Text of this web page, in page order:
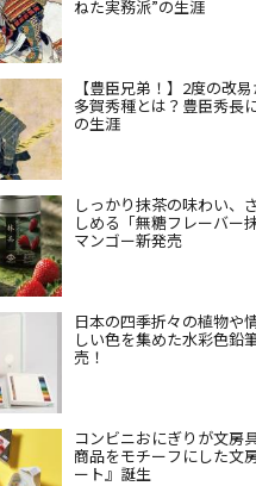
ねた実務派”の生涯
【豊臣兄弟！】2度の改
多賀秀種とは？豊臣秀長
の生涯
しっかり抹茶の味わい、
しめる「無糖フレーバー
マンゴー新発売
日本の四季折々の植物や
しい色を集めた水彩色鉛
売！
コンビニおにぎりが文房
商品をモチーフにした文
ート』誕生